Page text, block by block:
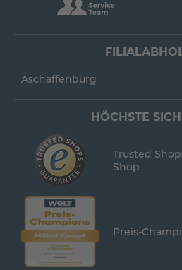
Aschaffenburg
HÖCHSTE
Trusted
Shop
Preis-